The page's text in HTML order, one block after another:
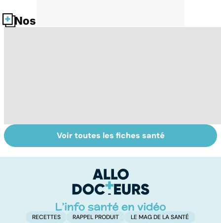
Nos fiches santé
Médecins
étrangers : des
Dérèglement
hormonal : et si
surrénales ?
Voir toutes les fiches santé
RECETTES RAPPEL PRODUIT LE MAG DE LA SANTÉ